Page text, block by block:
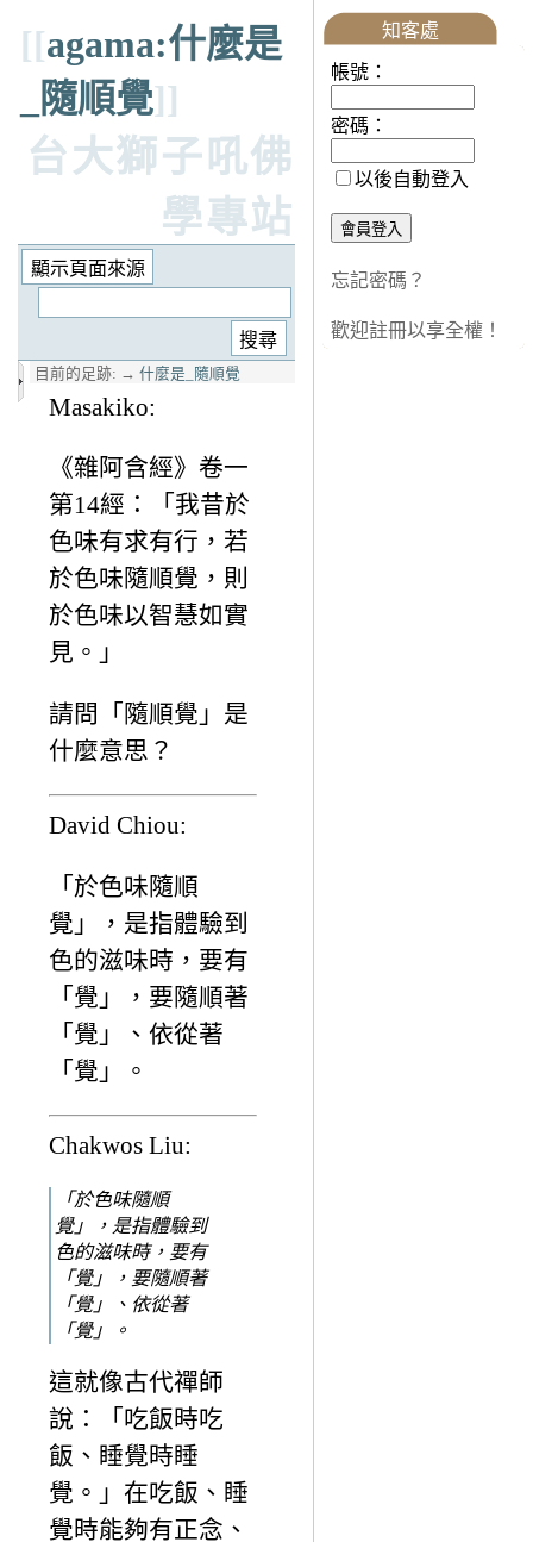
[[agama:什麼是
_隨順覺]]
台大獅子吼佛
學專站
目前的足跡: → 什麼是_隨順覺
Masakiko:
《雜阿含經》卷一
第14經：「我昔於
色味有求有行，若
於色味隨順覺，則
於色味以智慧如實
見。」
請問「隨順覺」是
什麼意思？
David Chiou:
「於色味隨順
覺」，是指體驗到
色的滋味時，要有
「覺」，要隨順著
「覺」、依從著
「覺」。
Chakwos Liu:
「於色味隨順
覺」，是指體驗到
色的滋味時，要有
「覺」，要隨順著
「覺」、依從著
「覺」。
這就像古代禪師
說：「吃飯時吃
飯、睡覺時睡
覺。」在吃飯、睡
覺時能夠有正念、
知客處
帳號：
密碼：
以後自動登入
忘記密碼？
歡迎註冊以享全權！